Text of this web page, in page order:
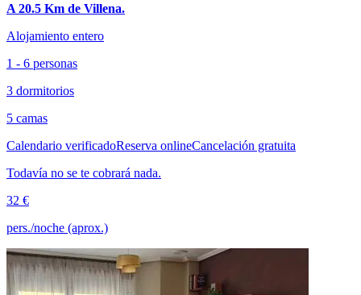
A 20.5 Km de Villena.
Alojamiento entero
1 - 6 personas
3 dormitorios
5 camas
Calendario verificadoReserva onlineCancelación gratuita
Todavía no se te cobrará nada.
32 €
pers./noche (aprox.)